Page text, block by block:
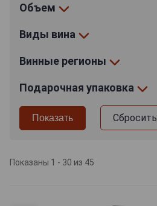
Объем
Виды вина
Винные регионы
Подарочная упаковка
Сбросить
Показаны 1 - 30 из 45